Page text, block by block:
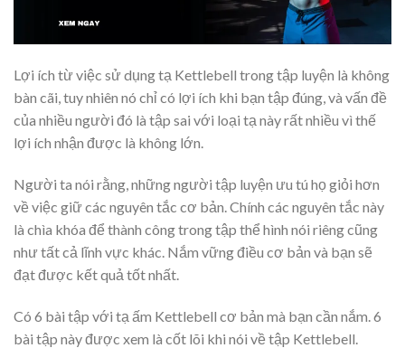
Lợi ích từ việc sử dụng tạ Kettlebell trong tập luyện là không
bàn cãi, tuy nhiên nó chỉ có lợi ích khi bạn tập đúng, và vấn đề
của nhiều người đó là tập sai với loại tạ này rất nhiều vì thế
lợi ích nhận được là không lớn.
Người ta nói rằng, những người tập luyện ưu tú họ giỏi hơn
về việc giữ các nguyên tắc cơ bản. Chính các nguyên tắc này
là chìa khóa để thành công trong tập thể hình nói riêng cũng
như tất cả lĩnh vực khác. Nắm vững điều cơ bản và bạn sẽ
đạt được kết quả tốt nhất.
Có 6 bài tập với tạ ấm Kettlebell cơ bản mà bạn cần nắm. 6
bài tập này được xem là cốt lõi khi nói về tập Kettlebell.